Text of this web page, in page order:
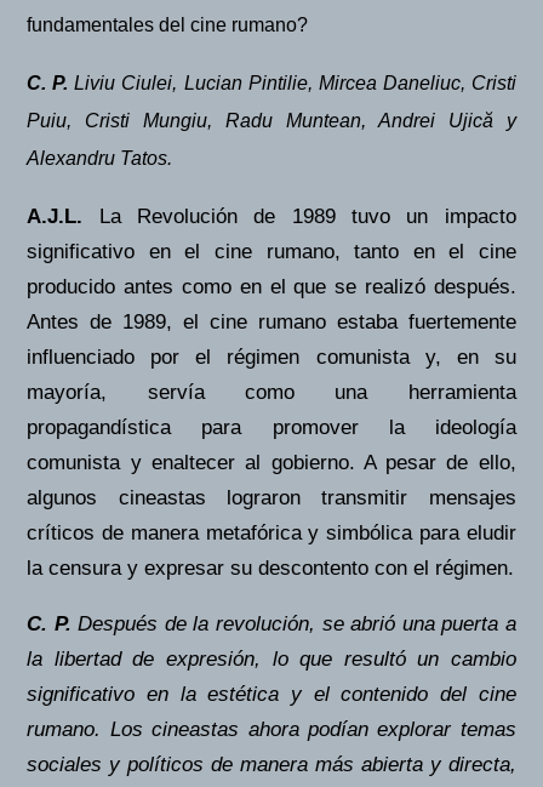
fundamentales del cine rumano?
C. P.Liviu Ciulei, Lucian Pintilie, Mircea Daneliuc, Cristi
Puiu, Cristi Mungiu, Radu Muntean, Andrei Ujică y
Alexandru Tatos.
A.J.L. La Revolución de 1989 tuvo un impacto
significativo en el cine rumano, tanto en el cine
producido antes como en el que se realizó después.
Antes de 1989, el cine rumano estaba fuertemente
influenciado por el régimen comunista y, en su
mayoría, servía como una herramienta
propagandística para promover la ideología
comunista y enaltecer al gobierno. A pesar de ello,
algunos cineastas lograron transmitir mensajes
críticos de manera metafórica y simbólica para eludir
la censura y expresar su descontento con el régimen.
C. P.Después de la revolución, se abrió una puerta a
la libertad de expresión, lo que resultó un cambio
significativo en la estética y el contenido del cine
rumano. Los cineastas ahora podían explorar temas
sociales y políticos de manera más abierta y directa,